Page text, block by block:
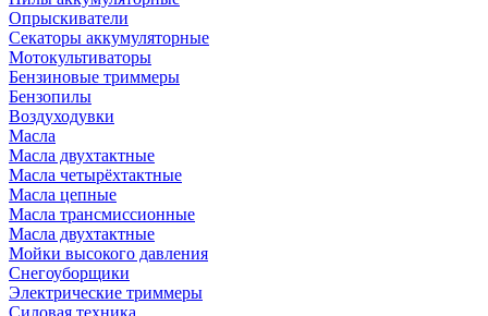
Опрыскиватели
Секаторы аккумуляторные
Мотокультиваторы
Бензиновые триммеры
Бензопилы
Воздуходувки
Масла
Масла двухтактные
Масла четырёхтактные
Масла цепные
Масла трансмиссионные
Масла двухтактные
Мойки высокого давления
Снегоуборщики
Электрические триммеры
Силовая техника